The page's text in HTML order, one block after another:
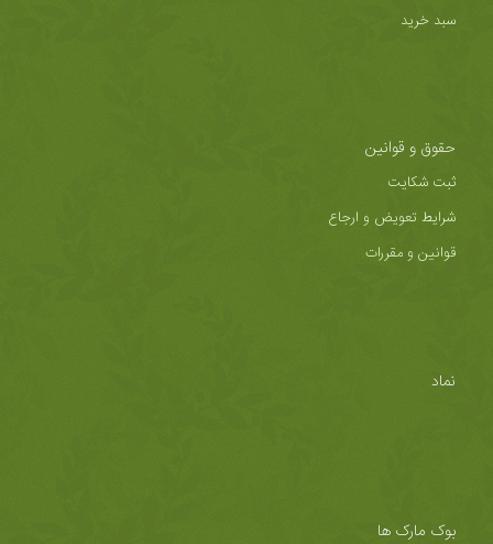
سبد خرید
حقوق و قوانین
ثبت شکایت
شرایط تعویض و ارجاع
قوانین و مقررات
نماد
بوک مارک ها